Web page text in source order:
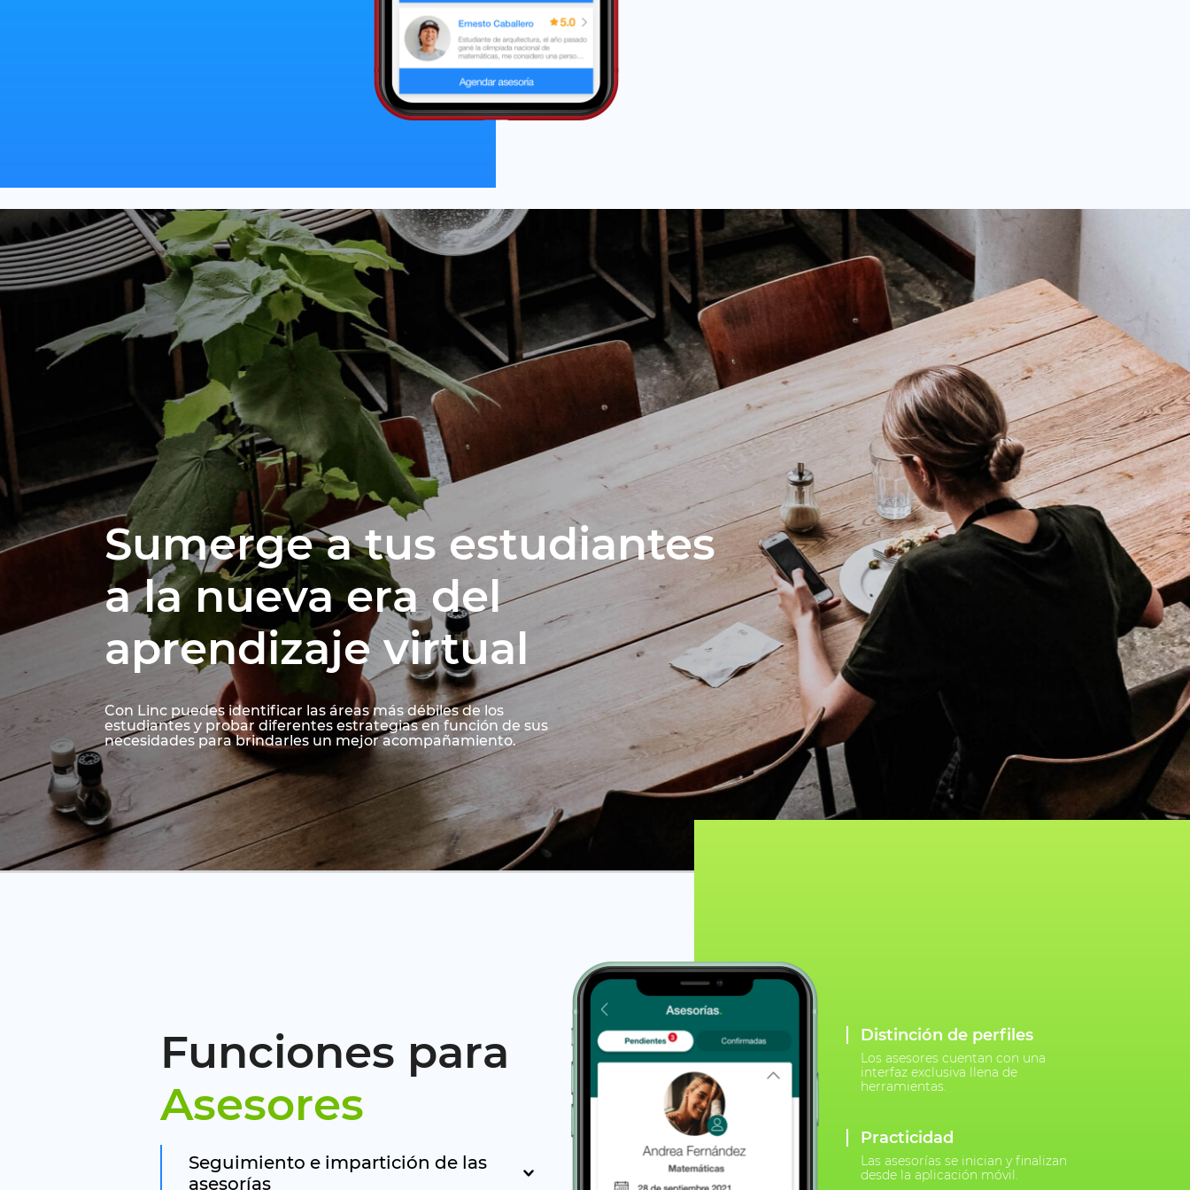
Sumerge a tus estudiantes
a la nueva era del
aprendizaje virtual
Con Linc puedes identificar las áreas más débiles de los
estudiantes y probar diferentes estrategias en función de sus
necesidades para brindarles un mejor acompañamiento.
Funciones para
Asesores
Seguimiento e impartición de las
asesorías
Distinción de perfiles
Los asesores cuentan con una
interfaz exclusiva llena de
herramientas.
Practicidad
Las asesorías se inician y finalizan
desde la aplicación móvil.